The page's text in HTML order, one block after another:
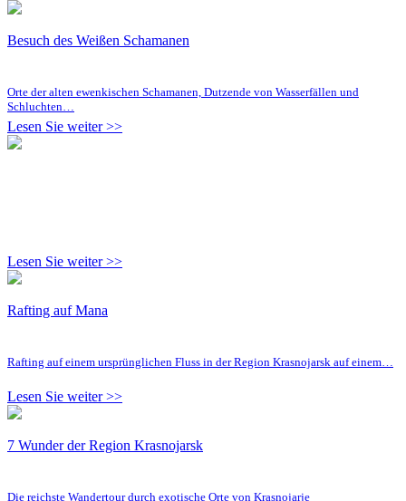
Besuch des Weißen Schamanen
Orte der alten ewenkischen Schamanen, Dutzende von Wasserfällen und
Schluchten…
Lesen Sie weiter >>
Lesen Sie weiter >>
Rafting auf Mana
Rafting auf einem ursprünglichen Fluss in der Region Krasnojarsk auf einem…
Lesen Sie weiter >>
7 Wunder der Region Krasnojarsk
Die reichste Wandertour durch exotische Orte von Krasnojarje